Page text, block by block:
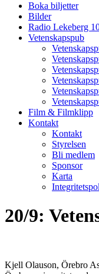
Boka biljetter
Bilder
Radio Lekeberg
Vetenskapspub
Film & Filmklipp
Kontakt
Kontakt
Styrelsen
Bli medlem
Sponsor
Karta
20/9:
Kjell Olauson, Örebro